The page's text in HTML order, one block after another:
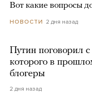
Вот какие вопросы
НОВОСТИ 2 дня назад
Путин поговорил
которого в
блогеры
2 дня назад